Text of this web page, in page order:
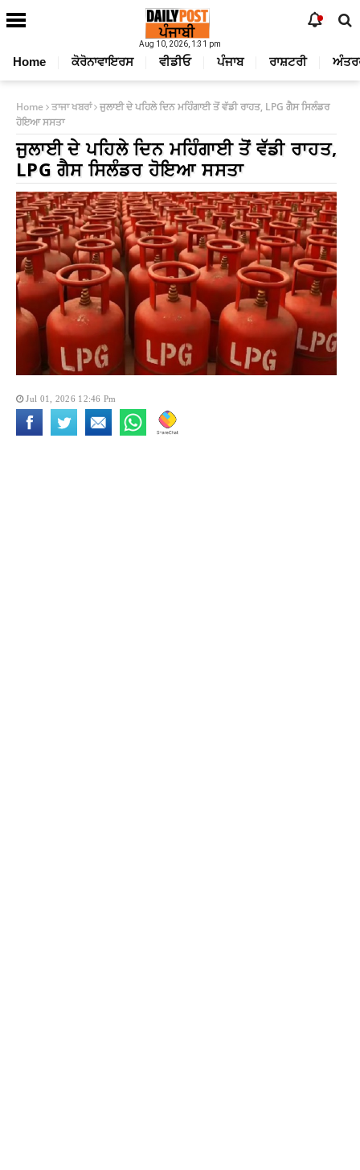
Aug 10, 2026, 1:31 pm
Home ਕੋਰੋਨਾਵਾਇਰਸ ਵੀਡੀਓ ਪੰਜਾਬ ਰਾਸ਼ਟਰੀ
Home ਤਾਜਾ ਖਬਰਾਂ ਜੁਲਾਈ ਦੇ ਪਹਿਲੇ ਦਿਨ ਮਹਿੰਗਾਈ ਤੋਂ ਵੱਡੀ ਰਾਹਤ, LPG ਗੈਸ ਸਿਲੰਡਰ
ਹੋਇਆ ਸਸਤਾ
ਜੁਲਾਈ ਦੇ ਪਹਿਲੇ ਦਿਨ ਮਹਿੰਗਾਈ ਤੋਂ ਵੱਡੀ ਰਾਹਤ,
LPG ਗੈਸ ਸਿਲੰਡਰ ਹੋਇਆ ਸਸਤਾ
Jul 01, 2026 12:46 Pm